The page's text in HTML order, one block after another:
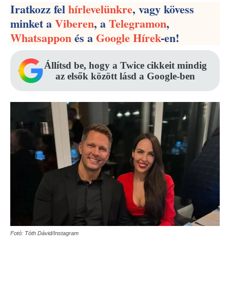
Iratkozz felhírlevelünkre, vagy kövess
minket aViberen, aTelegramon,
Whatsapponés aGoogle Hírek-en!
Állítsd be, hogy a Twice cikkeit mindig
az elsők között lásd a Google-ben
Fotó: Tóth Dávid/Instagram